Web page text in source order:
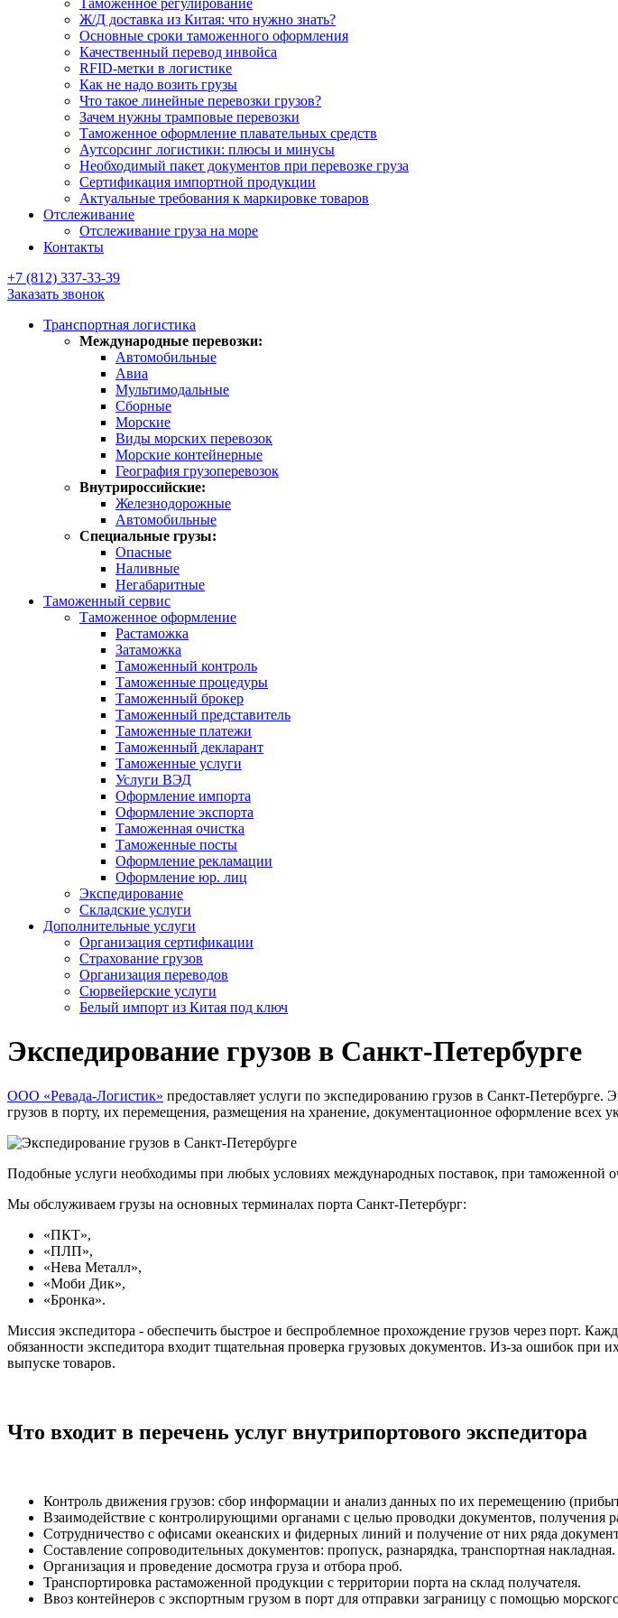
Таможенное регулирование
Ж/Д доставка из Китая: что нужно знать?
Основные сроки таможенного оформления
Качественный перевод инвойса
RFID-метки в логистике
Как не надо возить грузы
Что такое линейные перевозки грузов?
Зачем нужны трамповые перевозки
Таможенное оформление плавательных средств
Аутсорсинг логистики: плюсы и минусы
Необходимый пакет документов при перевозке груза
Cертификация импортной продукции
Актуальные требования к маркировке товаров
Отслеживание
Отслеживание груза на море
Контакты
+7 (812) 337-33-39
Заказать звонок
Транспортная логистика
Международные перевозки:
Автомобильные
Авиа
Мультимодальные
Сборные
Морские
Виды морских перевозок
Морские контейнерные
География грузоперевозок
Внутрироссийские:
Железнодорожные
Автомобильные
Специальные грузы:
Опасные
Наливные
Негабаритные
Таможенный сервис
Таможенное оформление
Растаможка
Затаможка
Таможенный контроль
Таможенные процедуры
Таможенный брокер
Таможенный представитель
Таможенные платежи
Таможенный декларант
Таможенные услуги
Услуги ВЭД
Оформление импорта
Оформление экспорта
Таможенная очистка
Таможенные посты
Оформление рекламации
Оформление юр. лиц
Экспедирование
Складские услуги
Дополнительные услуги
Организация сертификации
Страхование грузов
Организация переводов
Сюрвейерские услуги
Белый импорт из Китая под ключ
Экспедирование грузов в Санкт-Петербурге
ООО «Ревада-Логистик» предоставляет услуги по экспедированию грузов в Санкт-
грузов в порту, их перемещения, размещения на хранение, документационное оформление всех
Подобные услуги необходимы при любых условиях международных поставок, при таможенной
Мы обслуживаем грузы на основных терминалах порта Санкт-Петербург:
«ПКТ»,
«ПЛП»,
«Нева Металл»,
«Моби Дик»,
«Бронка».
Миссия экспедитора - обеспечить быстрое и беспроблемное прохождение грузов через порт.
обязанности экспедитора входит тщательная проверка грузовых документов. Из-за ошибок
выпуске товаров.
Что входит в перечень услуг внутрипортового экспедитора
Контроль движения грузов: сбор информации и анализ данных по их перемещению
Взаимодействие с контролирующими органами с целью проводки документов, получения
Сотрудничество с офисами океанских и фидерных линий и получение от них ряда
Составление сопроводительных документов: пропуск, разнарядка, транспортная накладная.
Организация и проведение досмотра груза и отбора проб.
Транспортировка растаможенной продукции с территории порта на склад получателя.
Ввоз контейнеров с экспортным грузом в порт для отправки заграницу с помощью